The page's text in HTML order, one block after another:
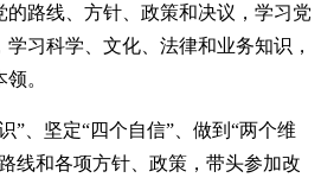
路线、方针、政策和决议，学习党
习科学、文化、法律和业务知识，
。
”、坚定“四个自信”、做到“两个维
线和各项方针、政策，带头参加改